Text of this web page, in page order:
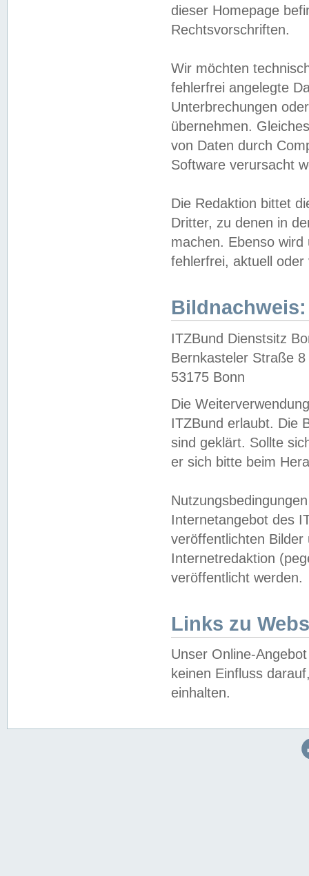
dieser Homepage
Rechtsvorschriften.
Wir möchten
fehlerfrei angelegte
Unterbrechungen
übernehmen.
von Daten durch
Software verursacht
Die Redaktion bittet
Dritter, zu denen in
machen. Ebenso
fehlerfrei, aktuell oder
Bildnachweis:
ITZBund Dienstsitz
Bernkasteler Straße 8
53175 Bonn
Die
ITZBund erlaubt. Die
sind geklärt. Sollte
er sich bitte beim
Internetangebot des
veröffentlichten
Internetredaktion
veröffentlicht werden.
Links zu
Unser Online-
keinen Einfluss
einhalten.